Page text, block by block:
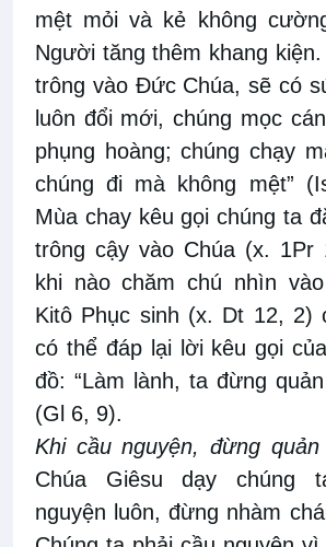
mệt mỏi và kẻ không
Người tăng thêm khang
trông vào Đức Chúa, sẽ có
luôn đổi mới, chúng mọc
phụng hoàng; chúng chạy
chúng đi mà không mệt”
Mùa chay kêu gọi chúng ta
trông cậy vào Chúa (x.
khi nào chăm chú nhìn
Kitô Phục sinh (x. Dt 12, 2)
có thể đáp lại lời kêu gọi
đồ: “Làm lành, ta đừng
(Gl 6, 9).
Khi cầu nguyện, đừng
Chúa Giêsu dạy chúng
nguyện luôn, đừng nhàm